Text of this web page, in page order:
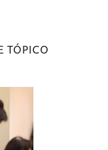
TÓPICO